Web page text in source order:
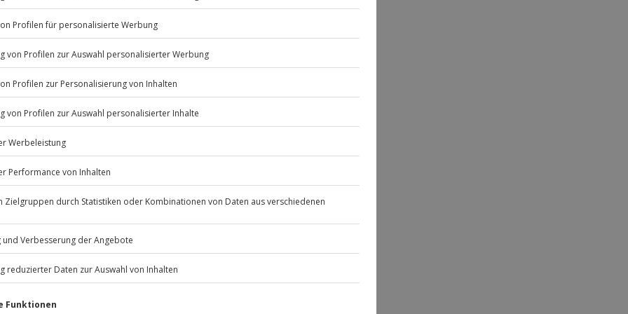
oder offenen Wunden
bzw. rollstuhlgerecht.
Kaffee.
laktosefreie Gerichte sind
Listenansicht
Jochen SchweizerGmbH
Mühldorfstraße 8
81671 München